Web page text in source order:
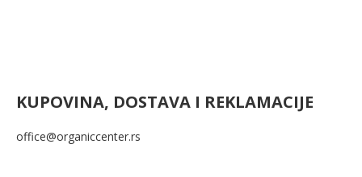
KUPOVINA, DOSTAVA I REKLAMACIJE
office@organiccenter.rs